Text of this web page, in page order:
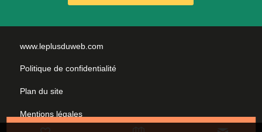
www.leplusduweb.com
Politique de confidentialité
Plan du site
Mentions légales